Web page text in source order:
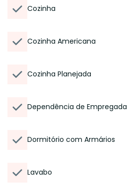
Cozinha
Cozinha Americana
Cozinha Planejada
Dependência de Empregada
Dormitório com Armários
Lavabo